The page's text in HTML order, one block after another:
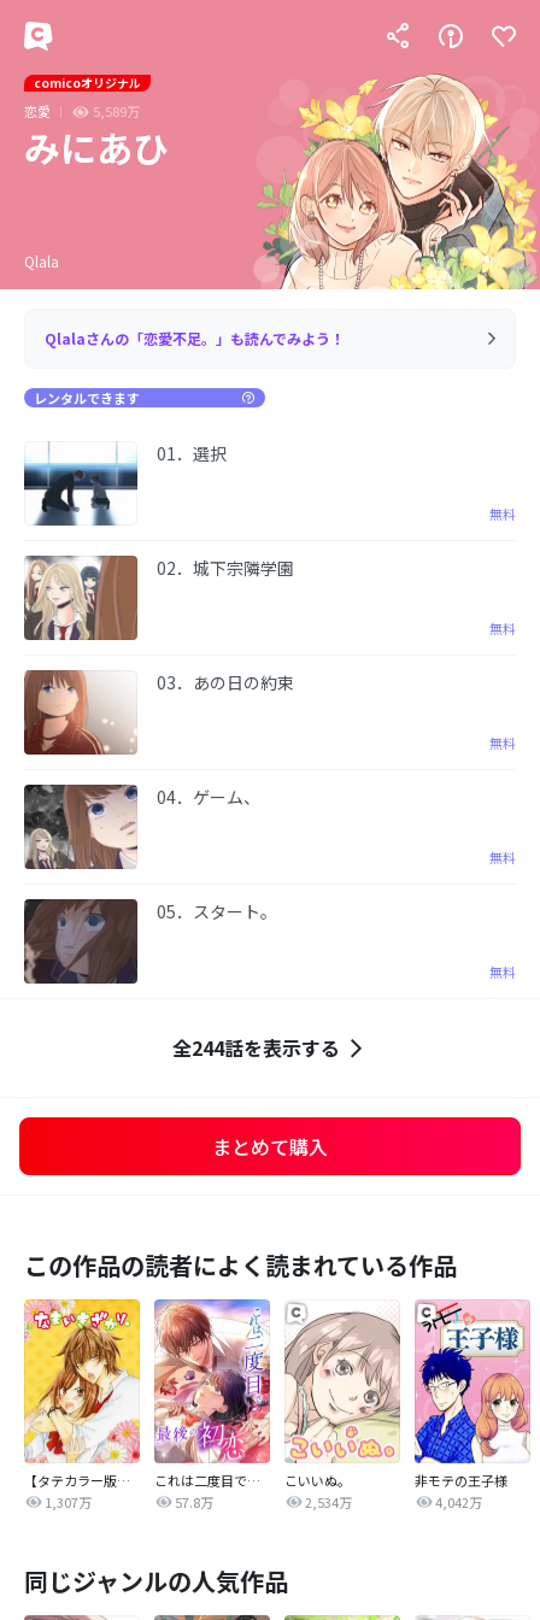
comicoオリジナル
恋愛 5,589万
みにあひ
Qlala
Qlalaさんの「恋愛不足。」も読んでみよう！
レンタルできます
01．選択
無料
02．城下宗隣学園
無料
03．あの日の約束
無料
04．ゲーム、
無料
05．スタート。
無料
全244話を表示する
まとめて購入
この作品の読者によく読まれている作品
【タテカラー版】なまいきざかり。
1,307万
これは二度目で最後の初恋
57.8万
こいいぬ。
2,534万
非モテの王子様
4,042万
同じジャンルの人気作品